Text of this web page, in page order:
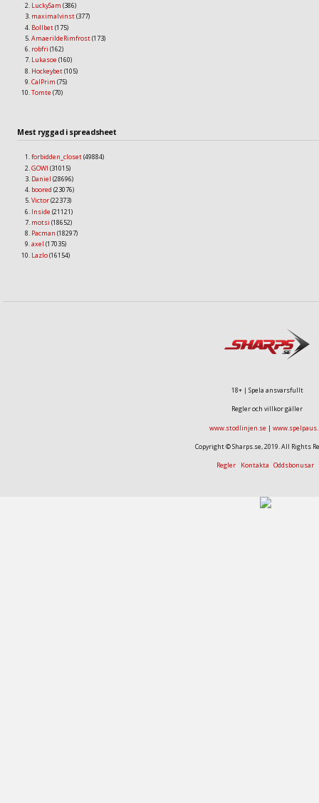
LuckySam (386)
maximalvinst(377)
Bollbet(175)
AmaerildeRimfrost(173)
robfri (162)
Lukasoe (160)
Hockeybet(105)
CalPrim (75)
Tomte (70)
Mest ryggad i spreadsheet
forbidden_closet(49884)
GOWI (31015)
Daniel (28696)
boored (23076)
Victor(22373)
Inside (21121)
motsi (18652)
Pacman (18297)
axel (17035)
Lazlo(16154)
18+ | Spela ansvarsfullt
Regler och villkor gäller
www.stodlinjen.se |
Copyright © Sharps.se, 2019. All Rights
Regler Kontakta Oddsbonusar